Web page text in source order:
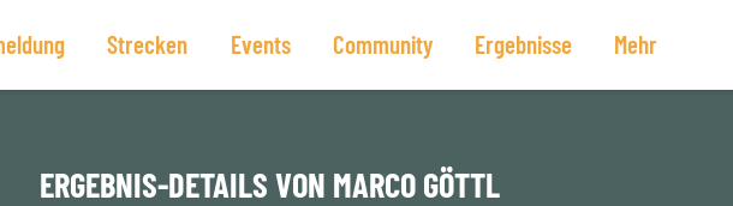
Strecken Events Community Ergebnisse Mehr
ERGEBNIS-DETAILS VON MARCO GÖTTL